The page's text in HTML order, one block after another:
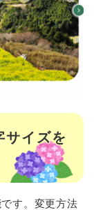
サイズを
す。変更方法